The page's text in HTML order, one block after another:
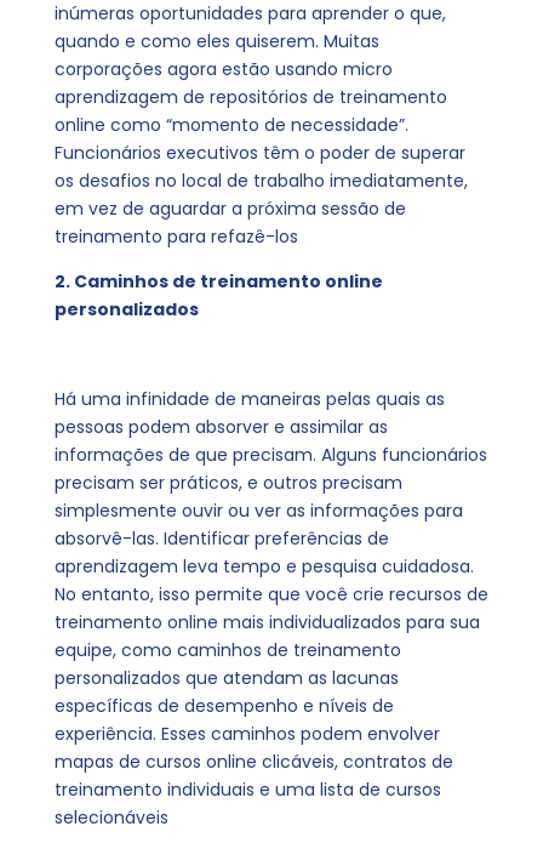
inúmeras oportunidades para aprender o que,
quando e como eles quiserem. Muitas
corporações agora estão usando micro
aprendizagem de repositórios de treinamento
online como “momento de necessidade”.
Funcionários executivos têm o poder de superar
os desafios no local de trabalho imediatamente,
em vez de aguardar a próxima sessão de
treinamento para refazê-los
2. Caminhos de treinamento online
personalizados
Há uma infinidade de maneiras pelas quais as
pessoas podem absorver e assimilar as
informações de que precisam. Alguns funcionários
precisam ser práticos, e outros precisam
simplesmente ouvir ou ver as informações para
absorvê-las. Identificar preferências de
aprendizagem leva tempo e pesquisa cuidadosa.
No entanto, isso permite que você crie recursos de
treinamento online mais individualizados para sua
equipe, como caminhos de treinamento
personalizados que atendam as lacunas
específicas de desempenho e níveis de
experiência. Esses caminhos podem envolver
mapas de cursos online clicáveis, contratos de
treinamento individuais e uma lista de cursos
selecionáveis